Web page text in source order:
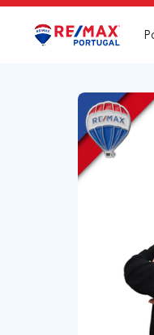
Logo Ir para página